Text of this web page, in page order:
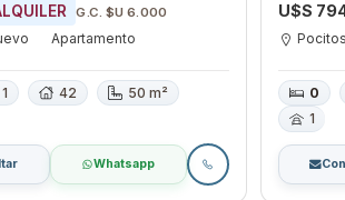
G.C. $U 6.000
Apartamento
1 42
50 m²
Whatsapp
U$S
0
1